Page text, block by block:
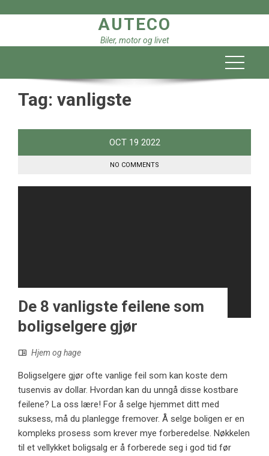
AUTECO
Biler, motor og livet
Tag: vanligste
OCT 19 2022
NO COMMENTS
De 8 vanligste feilene som
boligselgere gjør
Hjem og hage
Boligselgere gjør ofte vanlige feil som kan koste dem
tusenvis av dollar. Hvordan kan du unngå disse kostbare
feilene? La oss lære! For å selge hjemmet ditt med
suksess, må du planlegge fremover. Å selge boligen er en
kompleks prosess som krever mye forberedelse. Nøkkelen
til et vellykket boligsalg er å forberede seg i god tid før